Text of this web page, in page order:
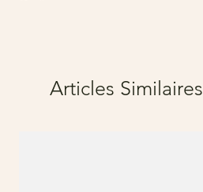
Articles Similaires